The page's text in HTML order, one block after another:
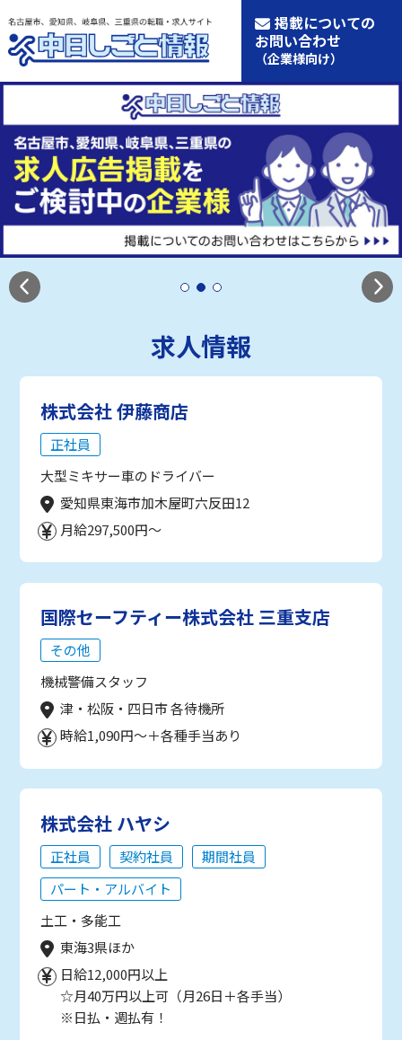
掲載についての
お問い合わせ
（企業様向け）
求人情報
株式会社 伊藤商店
正社員
大型ミキサー車のドライバー
愛知県東海市加木屋町六反田12
月給297,500円～
国際セーフティー株式会社 三重支店
その他
機械警備スタッフ
津・松阪・四日市 各待機所
時給1,090円～＋各種手当あり
株式会社 ハヤシ
正社員 契約社員
期間社員
パート・アルバイト
土工・多能工
東海3県ほか
日給12,000円以上
☆月40万円以上可（月26日＋各手当）
※日払・週払有！